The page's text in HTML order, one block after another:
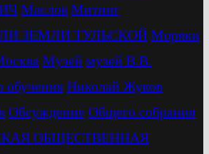
Маслов Митинг
ЗЕМЛИ ТУЛЬСКОЙ Моряки
Музей музей В.В.
обучения Николай Жуков
Обсуждение Общего собрания
ОБЩЕСТВЕННАЯ